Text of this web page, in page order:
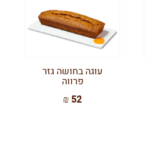
עוגה בחושה גזר
פרווה
52 ₪